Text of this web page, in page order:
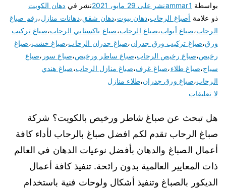
بواسطة ammar1نشر على 29 مايو، 2021 نشر في دهان الكويت
ذو علامة أصباغ الرحاب،دهان بيوت،دهان شقق،دهانات منازل،رقم صباغ
الرحاب،صباغ أبواب،صباغ الرحاب،صباغ باكستاني الرحاب،صباغ تركيب
ورق،صباغ تركيب ورق جدران،صباغ جدران الرحاب،صباغ خشب،صباغ
رخيص،صباغ رخيص الرحاب،صباغ ساطر ورخيص،صباغ سور ،صباغ
سياج،صباغ طلاء،صباغ غرف،صباغ منازل الرحاب،صباغ هندي
الرحاب،صباغ ورق جدران،طلاء منازل
لا تعليقات
هل تبحث عن صباغ شاطر ورخيص بالكويت؟ شركة
صباغ الرحاب تقدم لكم افضل صباغ بالرحاب لأداء كافة
أعمال الصباغ والدهان بأفضل نوعيات الدهان في العالم
ذات المعايير العالمية بدون رائحة. تنفيذ كافة أعمال
الديكور بالصباغ وتنفيذ أشكال ولوحات فنية باستخدام